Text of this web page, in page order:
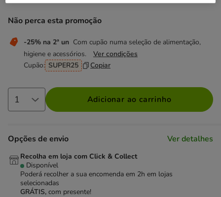
Não perca esta promoção
-25% na 2ª un Com cupão numa seleção de alimentação,
higiene e acessórios.
Ver condições
Cupão: SUPER25 Copiar
Adicionar ao carrinho
Opções de envio Ver detalhes
Recolha em loja com Click & Collect
Disponível
Poderá recolher a sua encomenda em 2h em lojas
selecionadas
GRÁTIS, com presente!